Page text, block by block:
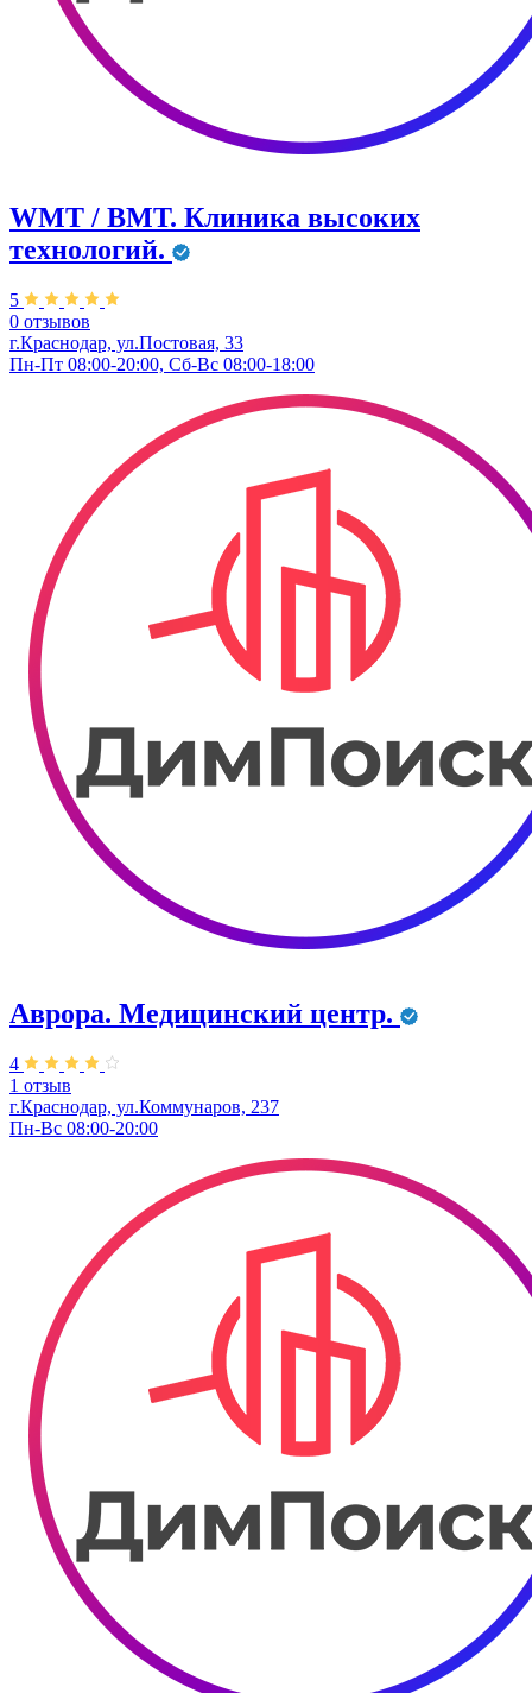
WMT / ВМТ. Клиника высоких
технологий.
5
0 отзывов
г.Краснодар, ул.​Постовая, 33
Пн-Пт 08:00-20:00, Сб-Вс 08:00-18:00
Аврора. Медицинский центр.
4
1 отзыв
г.Краснодар, ул.Коммунаров, 237
Пн-Вс 08:00-20:00